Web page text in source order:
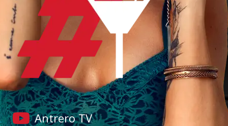
Antrero TV